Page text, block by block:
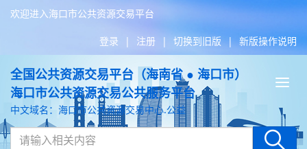
欢迎进入海口市公共资源交易平台
登录 | 注册 | 切换到旧版 | 新版操作说明
全国公共资源交易平台（海南省 ● 海口市）
海口市公共资源交易公共服务平台
中文域名：海口市公共资源交易中心.公益